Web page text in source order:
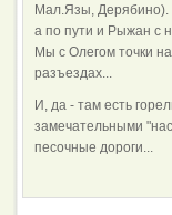
Мал.Язы, Дерябино).
а по пути и Рыжан с
Мы с Олегом точки
разъездах...
И, да - там есть
замечательными
песочные дороги...